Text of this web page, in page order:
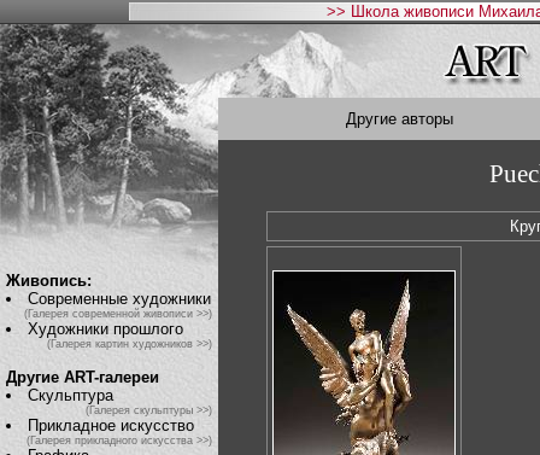
>> Школа живописи
Живопись:
Современные художники
(Галерея современной живописи >>)
Художники прошлого
(Галерея картин художников >>)
Другие ART-галереи
Скульптура
(Галерея скульптуры >>)
Прикладное искусство
(Галерея прикладного искусства >>)
Другие авторы